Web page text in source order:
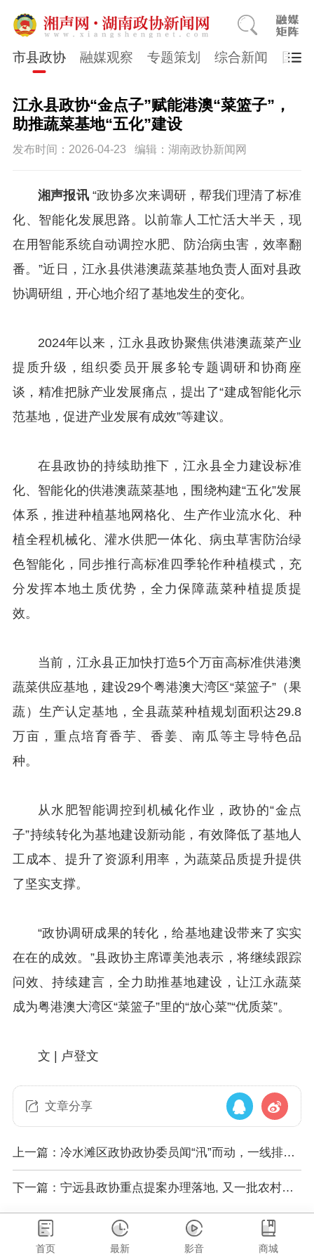
市县政协 融媒观察 专题策划 综合新闻 国医
江永县政协“金点子”赋能港澳“菜篮子”，
助推蔬菜基地“五化”建设
发布时间：2026-04-23 编辑：湖南政协新闻网
湘声报讯“政协多次来调研，帮我们理清了标准
化、智能化发展思路。以前靠人工忙活大半天，现
在用智能系统自动调控水肥、防治病虫害，效率翻
番。”近日，江永县供港澳蔬菜基地负责人面对县政
协调研组，开心地介绍了基地发生的变化。
2024年以来，江永县政协聚焦供港澳蔬菜产业
提质升级，组织委员开展多轮专题调研和协商座
谈，精准把脉产业发展痛点，提出了“建成智能化示
范基地，促进产业发展有成效”等建议。
在县政协的持续助推下，江永县全力建设标准
化、智能化的供港澳蔬菜基地，围绕构建“五化”发展
体系，推进种植基地网格化、生产作业流水化、种
植全程机械化、灌水供肥一体化、病虫草害防治绿
色智能化，同步推行高标准四季轮作种植模式，充
分发挥本地土质优势，全力保障蔬菜种植提质提
效。
当前，江永县正加快打造5个万亩高标准供港澳
蔬菜供应基地，建设29个粤港澳大湾区“菜篮子”（果
蔬）生产认定基地，全县蔬菜种植规划面积达29.8
万亩，重点培育香芋、香姜、南瓜等主导特色品
种。
从水肥智能调控到机械化作业，政协的“金点
子”持续转化为基地建设新动能，有效降低了基地人
工成本、提升了资源利用率，为蔬菜品质提升提供
了坚实支撑。
“政协调研成果的转化，给基地建设带来了实实
在在的成效。”县政协主席谭美池表示，将继续跟踪
问效、持续建言，全力助推基地建设，让江永蔬菜
成为粤港澳大湾区“菜篮子”里的“放心菜”“优质菜”。
文 | 卢登文
文章分享
上一篇：冷水滩区政协政协委员闻“汛”而动，一线排查
险情 守护群众安全
下一篇：宁远县政协重点提案办理落地, 又一批农村公
首页 最新 影音 商城